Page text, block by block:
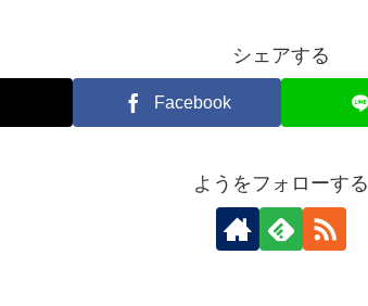
シェアする
Facebook
ようをフォローする